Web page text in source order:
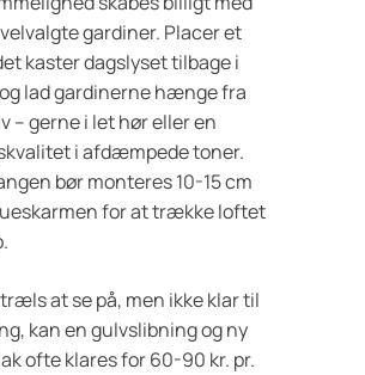
gardiner. Placer et
kaster dagslyset tilbage i
lad gardinerne hænge fra
– gerne i let hør eller en
i afdæmpede toner.
bør monteres 10-15 cm
for at trække loftet
at se på, men ikke klar til
kan en gulvslibning og ny
ofte klares for 60-90 kr. pr.